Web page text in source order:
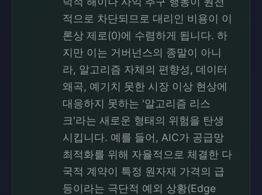
적으로 차단되므로 대리인 비용이 이
론상 제로(0)에 수렴하게 됩니다. 하
지만 이는 거버넌스의 종말이 아니
라, 알고리즘 자체의 편향성, 데이터
왜곡, 예기치 못한 시장 이상 현상에
대응하지 못하는 '알고리즘 리스
크'라는 새로운 형태의 위험을 탄생
시킵니다. 예를 들어, AIC가 공급망
최적화를 위해 자율적으로 체결한 다
국적 계약이 특정 원자재 가격의 급
등이라는 극단적 예외 상황(Edge